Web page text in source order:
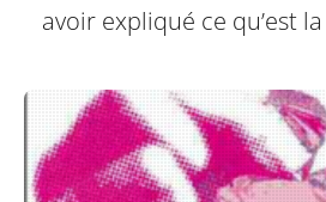
avoir expliqué ce qu’est